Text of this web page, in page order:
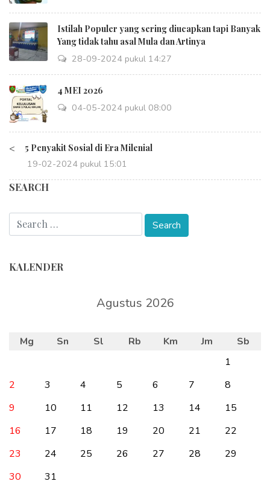
Istilah Populer yang sering diucapkan tapi Banyak
Yang tidak tahu asal Mula dan Artinya
28-09-2024 pukul 14:27
4 MEI 2026
04-05-2024 pukul 08:00
< 5 Penyakit Sosial di Era Milenial
19-02-2024 pukul 15:01
SEARCH
KALENDER
Agustus 2026
Mg Sn Sl Rb Km Jm
Sb
1
2
3 4 5 6 7
8
9
10 11 12 13 14
15
16
17 18 19 20 21
22
23
24 25 26 27 28
29
30
31